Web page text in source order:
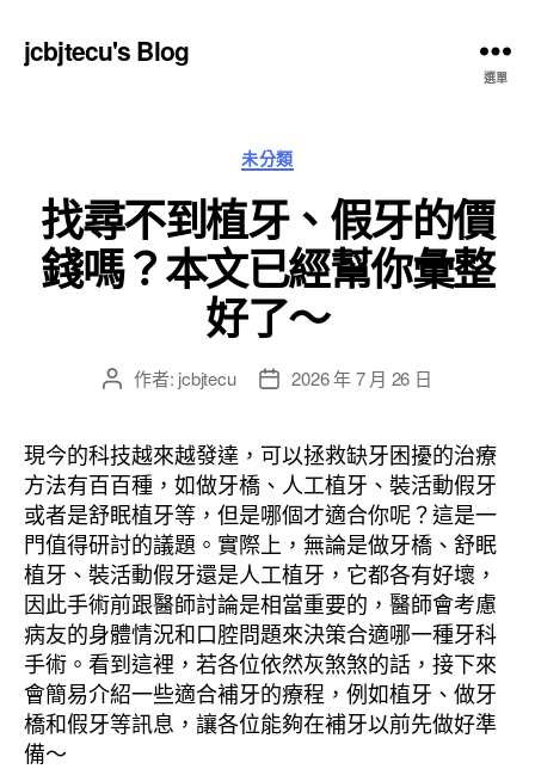
jcbjtecu's Blog
選單
分
類
未分類
找尋不到植牙、假牙的價
錢嗎？本文已經幫你彙整
好了～
文
者
作者: jcbjtecu
文
佈
日
期
2026 年 7 月 26 日
現今的科技越來越發達，可以拯救缺牙困擾的治療
方法有百百種，如做牙橋、人工植牙、裝活動假牙
或者是舒眠植牙等，但是哪個才適合你呢？這是一
門值得研討的議題。實際上，無論是做牙橋、舒眠
植牙、裝活動假牙還是人工植牙，它都各有好壞，
因此手術前跟醫師討論是相當重要的，醫師會考慮
病友的身體情況和口腔問題來決策合適哪一種牙科
手術。看到這裡，若各位依然灰煞煞的話，接下來
會簡易介紹一些適合補牙的療程，例如植牙、做牙
橋和假牙等訊息，讓各位能夠在補牙以前先做好準
備～